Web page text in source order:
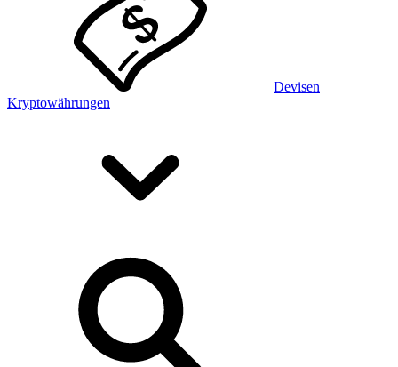
Devisen
Kryptowährungen